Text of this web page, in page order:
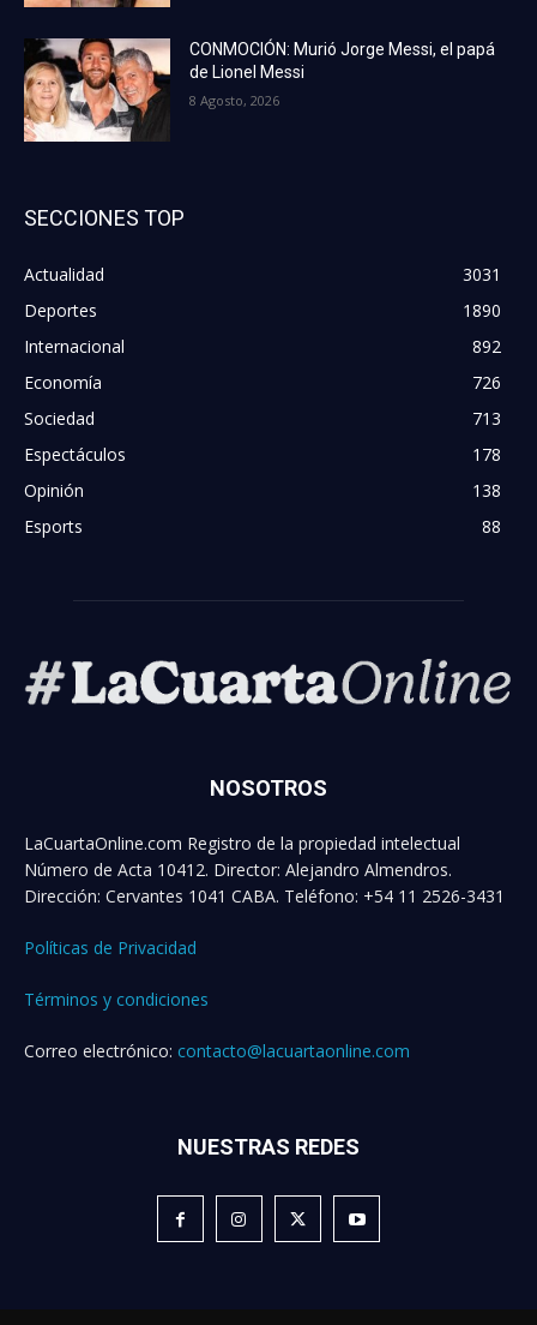
CONMOCIÓN: Murió Jorge Messi, el papá
de Lionel Messi
8 Agosto, 2026
SECCIONES TOP
Actualidad
3031
Deportes
1890
Internacional
892
Economía
726
Sociedad
713
Espectáculos
178
Opinión
138
Esports
88
NOSOTROS
LaCuartaOnline.com Registro de la propiedad intelectual
Número de Acta 10412. Director: Alejandro Almendros.
Dirección: Cervantes 1041 CABA. Teléfono: +54 11 2526-3431
Políticas de Privacidad
Términos y condiciones
Correo electrónico: contacto@lacuartaonline.com
NUESTRAS REDES